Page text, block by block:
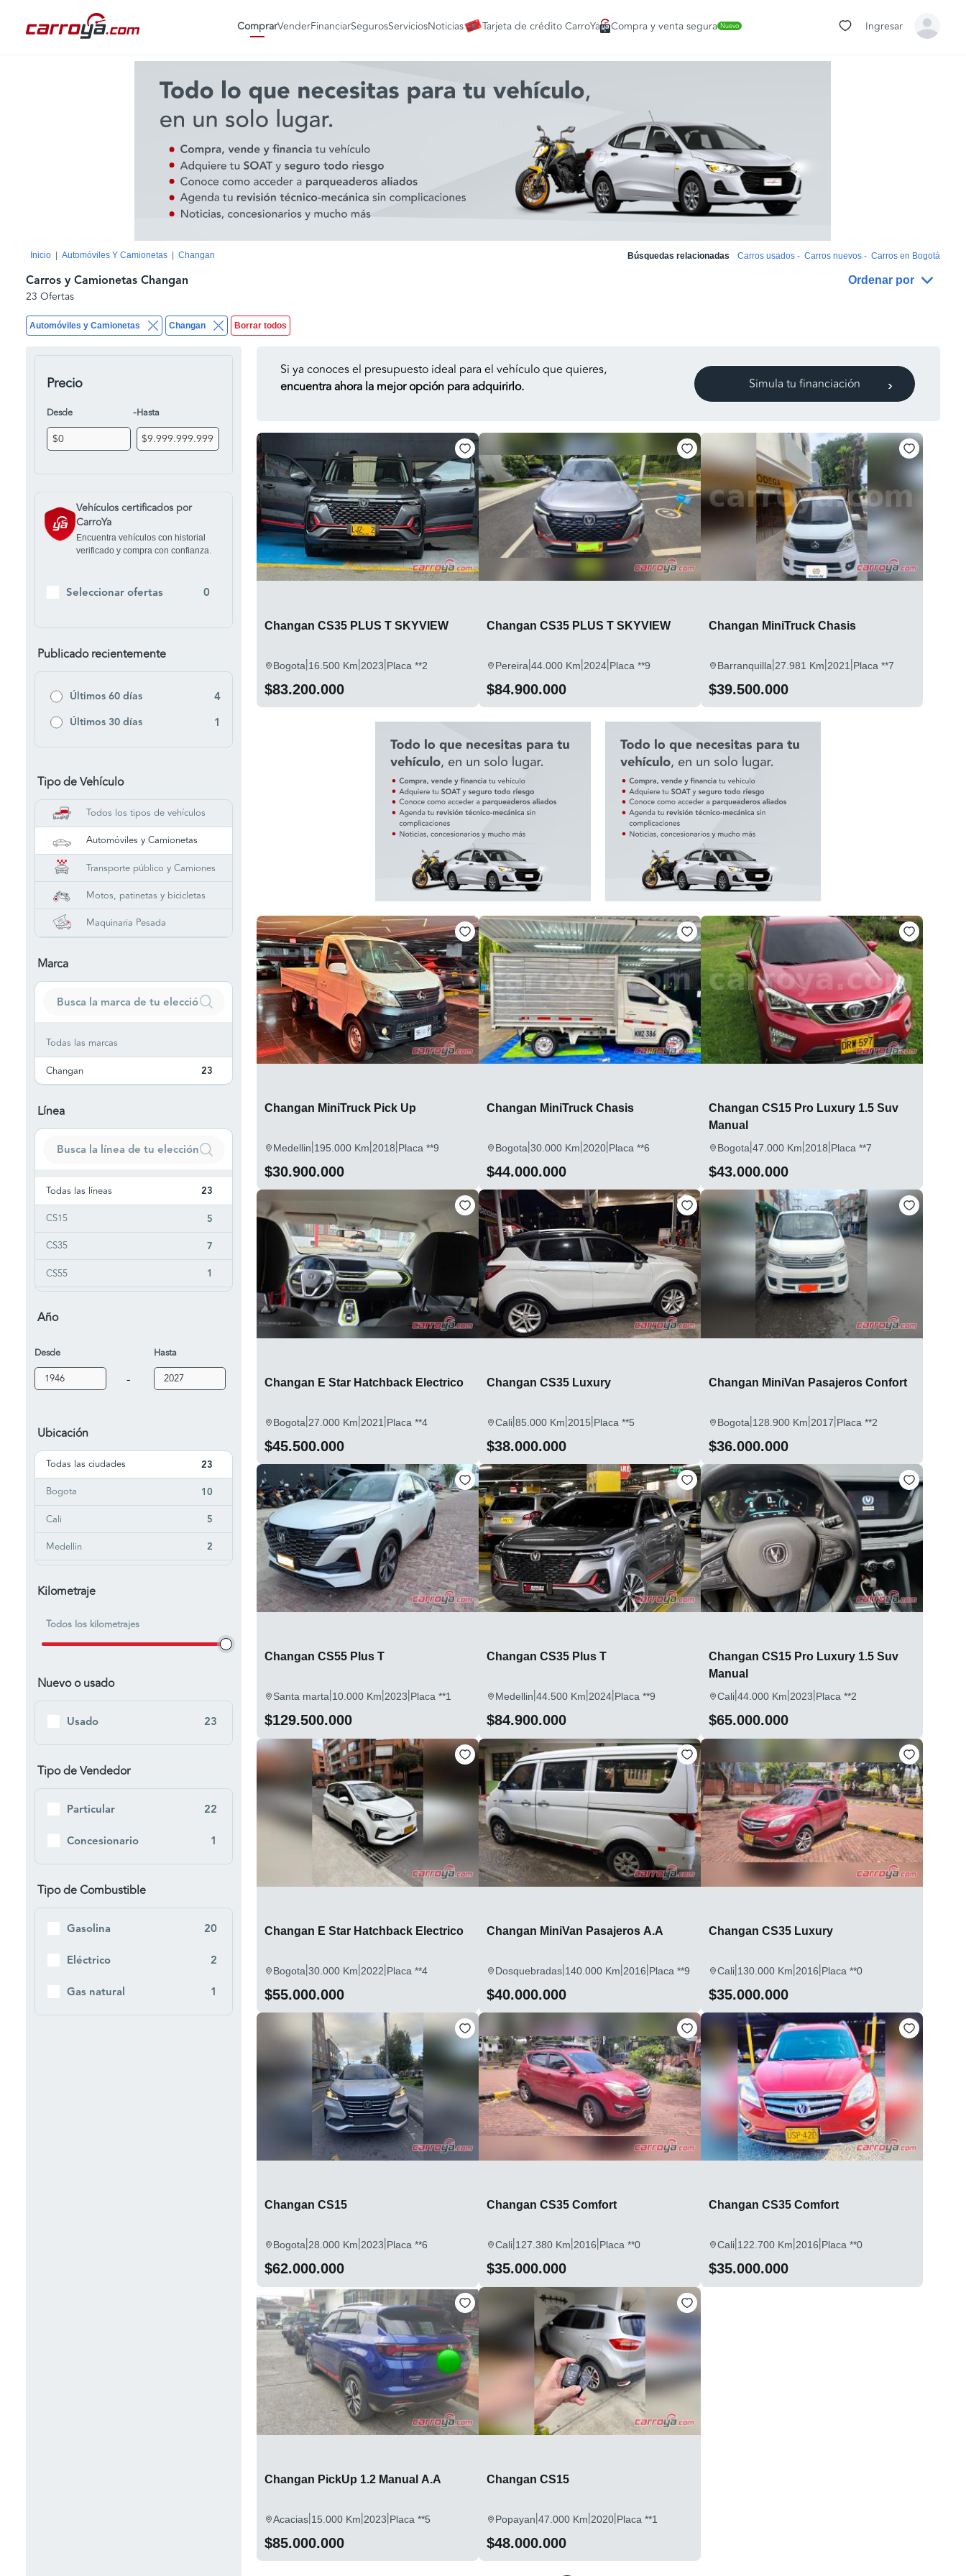
ComprarVenderFinanciarSegurosServiciosNoticias Tarjeta de crédito CarroYa Compra y venta segura Nuevo Ingresar
Inicio Automóviles Y Camionetas Changan Búsquedas relacionadas Carros usados - Carros nuevos - Carros en Bogotá
Automóviles y Camionetas Changan Borrar todos
Carros y Camionetas Changan Ordenar por
23 Ofertas
Precio
Desde -Hasta
Vehículos certificados por
CarroYa
Encuentra vehículos con historial
verificado y compra con confianza.
Seleccionar ofertas 0
Publicado recientemente
Últimos 60 días 4
Últimos 30 días 1
Tipo de Vehículo
Todos los tipos de vehículos
Automóviles y Camionetas
Transporte público y Camiones
Motos, patinetas y bicicletas
Maquinaria Pesada
Marca
Todas las marcas
Changan
23
Línea
Todas las líneas 23
CS15 5
CS35 7
CS55 1
MiniVan
PickUp
Año
Desde
-
Hasta
Ubicación
Todas las ciudades 23
Bogota 10
Cali 5
Medellin 2
Barranquilla
Dosquebradas
Popayan
Kilometraje
Todos los kilometrajes
Nuevo o usado
Usado 23
Tipo de Vendedor
Particular 22
Concesionario 1
Tipo de Combustible
Gasolina 20
Eléctrico 2
Gas natural 1
Si ya conoces el presupuesto ideal para el vehículo que quieres,
encuentra ahora la mejor opción para adquirirlo.
Simula tu financiación
Changan CS35 PLUS T SKYVIEW
Bogota|16.500 Km|2023|Placa **2
$83.200.000
Changan CS35 PLUS T SKYVIEW
Pereira|44.000 Km|2024|Placa **9
$84.900.000
Changan MiniTruck Chasis
Barranquilla|27.981 Km|2021 |Placa **7
$39.500.000
Changan MiniTruck Pick Up
Medellin|195.000 Km|2018|Placa **9
$30.900.000
Changan MiniTruck Chasis
Bogota|30.000 Km|2020|Placa **6
$44.000.000
Changan CS15 Pro Luxury 1.5 Suv
Manual
Bogota|47.000 Km|2018|Placa **7
$43.000.000
Changan E Star Hatchback Electrico
Bogota|27.000 Km|2021 |Placa **4
$45.500.000
Changan CS35 Luxury
Cali|85.000 Km|2015|Placa **5
$38.000.000
Changan MiniVan Pasajeros Confort
Bogota|128.900 Km|2017|Placa **2
$36.000.000
Changan CS55 Plus T
Santa marta|10.000 Km|2023|Placa **1
$129.500.000
Changan CS35 Plus T
Medellin|44.500 Km|2024|Placa **9
$84.900.000
Changan CS15 Pro Luxury 1.5 Suv
Manual
Cali|44.000 Km|2023|Placa **2
$65.000.000
Changan E Star Hatchback Electrico
Bogota|30.000 Km|2022|Placa **4
$55.000.000
Changan MiniVan Pasajeros A.A
Dosquebradas|140.000 Km|2016|Placa **9
$40.000.000
Changan CS35 Luxury
Cali|130.000 Km|2016|Placa **0
$35.000.000
Changan CS15
Bogota|28.000 Km|2023|Placa **6
$62.000.000
Changan CS35 Comfort
Cali|127.380 Km|2016|Placa **0
$35.000.000
Changan CS35 Comfort
Cali|122.700 Km|2016|Placa **0
$35.000.000
Changan PickUp 1.2 Manual A.A
Acacias|15.000 Km|2023|Placa **5
$85.000.000
Changan CS15
Popayan|47.000 Km|2020|Placa **1
$48.000.000